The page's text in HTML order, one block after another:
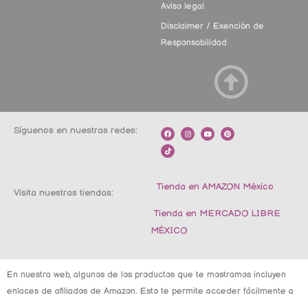
Aviso legal
Disclaimer / Exención de
Responsabilidad
Síguenos en nuestras redes:
F
a
c
e
b
I
n
s
m
Y
o
u
P
i
n
t
T
i
k
t
o
Visita nuestras tiendas:
Tienda en AMAZON México
Tienda en MERCADO LIBRE
MÉXICO
En nuestra web, algunos de los productos que te mostramos incluyen
enlaces de afiliados de Amazon. Esto te permite acceder fácilmente a